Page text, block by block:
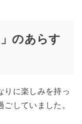
のあらす
りに楽しみを持っ
していました。